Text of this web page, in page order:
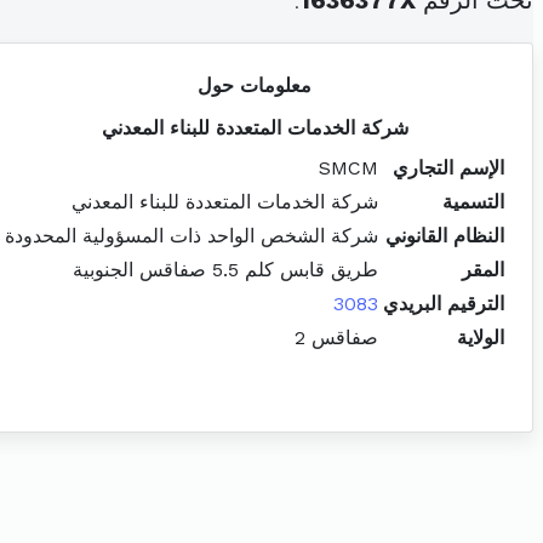
معلومات حول
شركة الخدمات المتعددة للبناء المعدني
الإسم التجاري
SMCM
التسمية
شركة الخدمات المتعددة للبناء المعدني
النظام القانوني شركة الشخص الواحد ذات المسؤولية المحدودة
المقر
طريق قابس كلم 5.5 صفاقس الجنوبية
الترقيم البريدي 3083
الولاية
صفاقس 2